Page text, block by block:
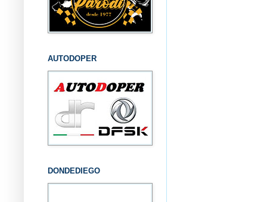
AUTODOPER
DONDEDIEGO